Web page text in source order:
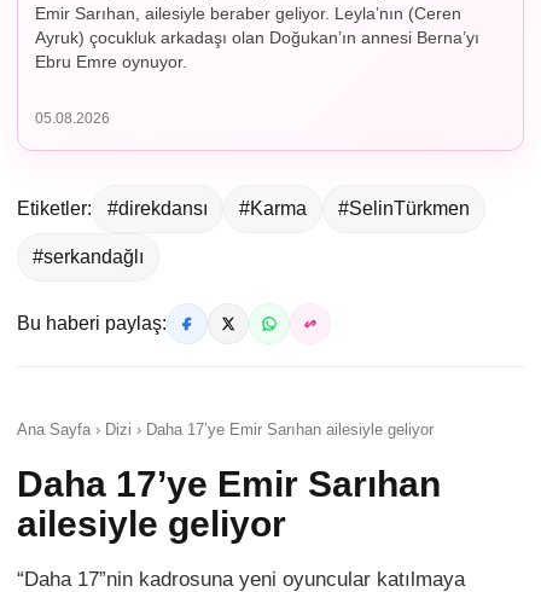
Emir Sarıhan, ailesiyle beraber geliyor. Leyla’nın (Ceren
Ayruk) çocukluk arkadaşı olan Doğukan’ın annesi Berna’yı
Ebru Emre oynuyor.
05.08.2026
Etiketler: #direkdansı #Karma #SelinTürkmen
#serkandağlı
Bu haberi paylaş:
Ana Sayfa › Dizi › Daha 17’ye Emir Sarıhan ailesiyle geliyor
Daha 17’ye Emir Sarıhan
ailesiyle geliyor
“Daha 17”nin kadrosuna yeni oyuncular katılmaya